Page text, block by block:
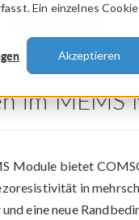
Ein einzelnes
Akzeptieren
Highlights
im MEMS
Module bietet
in
und eine neue